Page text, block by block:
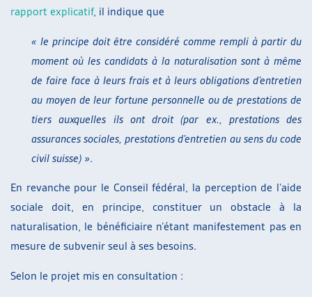
rapport explicatif, il indique que
« le principe doit être considéré comme rempli à partir du
moment où les candidats à la naturalisation sont à même
de faire face à leurs frais et à leurs obligations d’entretien
au moyen de leur fortune personnelle ou de prestations de
tiers auxquelles ils ont droit (par ex., prestations des
assurances sociales, prestations d’entretien au sens du code
civil suisse) ».
En revanche pour le Conseil fédéral, la perception de l’aide
sociale doit, en principe, constituer un obstacle à la
naturalisation, le bénéficiaire n’étant manifestement pas en
mesure de subvenir seul à ses besoins.
Selon le projet mis en consultation :